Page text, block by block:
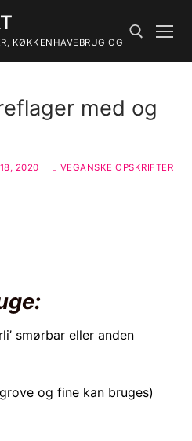
KØKKENHAVEBRUG OG
Søg efter:
med og
2020
VEGANSKE OPSKRIFTER
smørbar eller anden
og fine kan bruges)